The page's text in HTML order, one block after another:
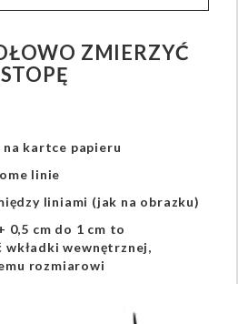
ZMIERZYĆ
STOPĘ
na kartce papieru
linie
liniami (jak na obrazku)
0,5 cm do 1 cm to
wkładki wewnętrznej,
rozmiarowi